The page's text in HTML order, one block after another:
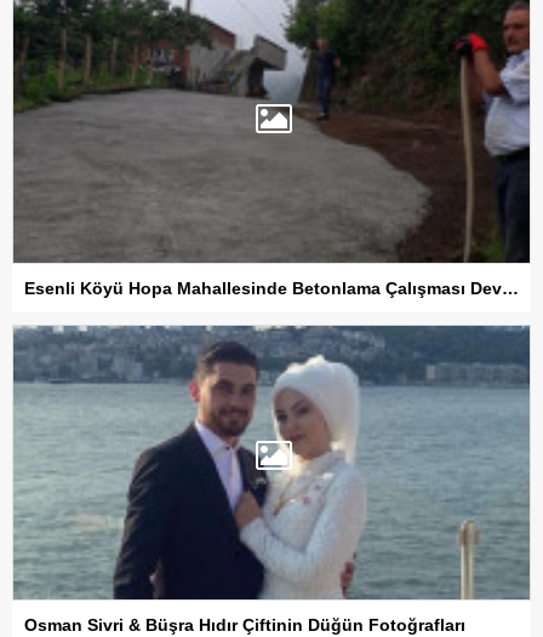
Esenli Köyü Hopa Mahallesinde Betonlama Çalışması Devam Ediyor
Osman Sivri & Büşra Hıdır Çiftinin Düğün Fotoğrafları